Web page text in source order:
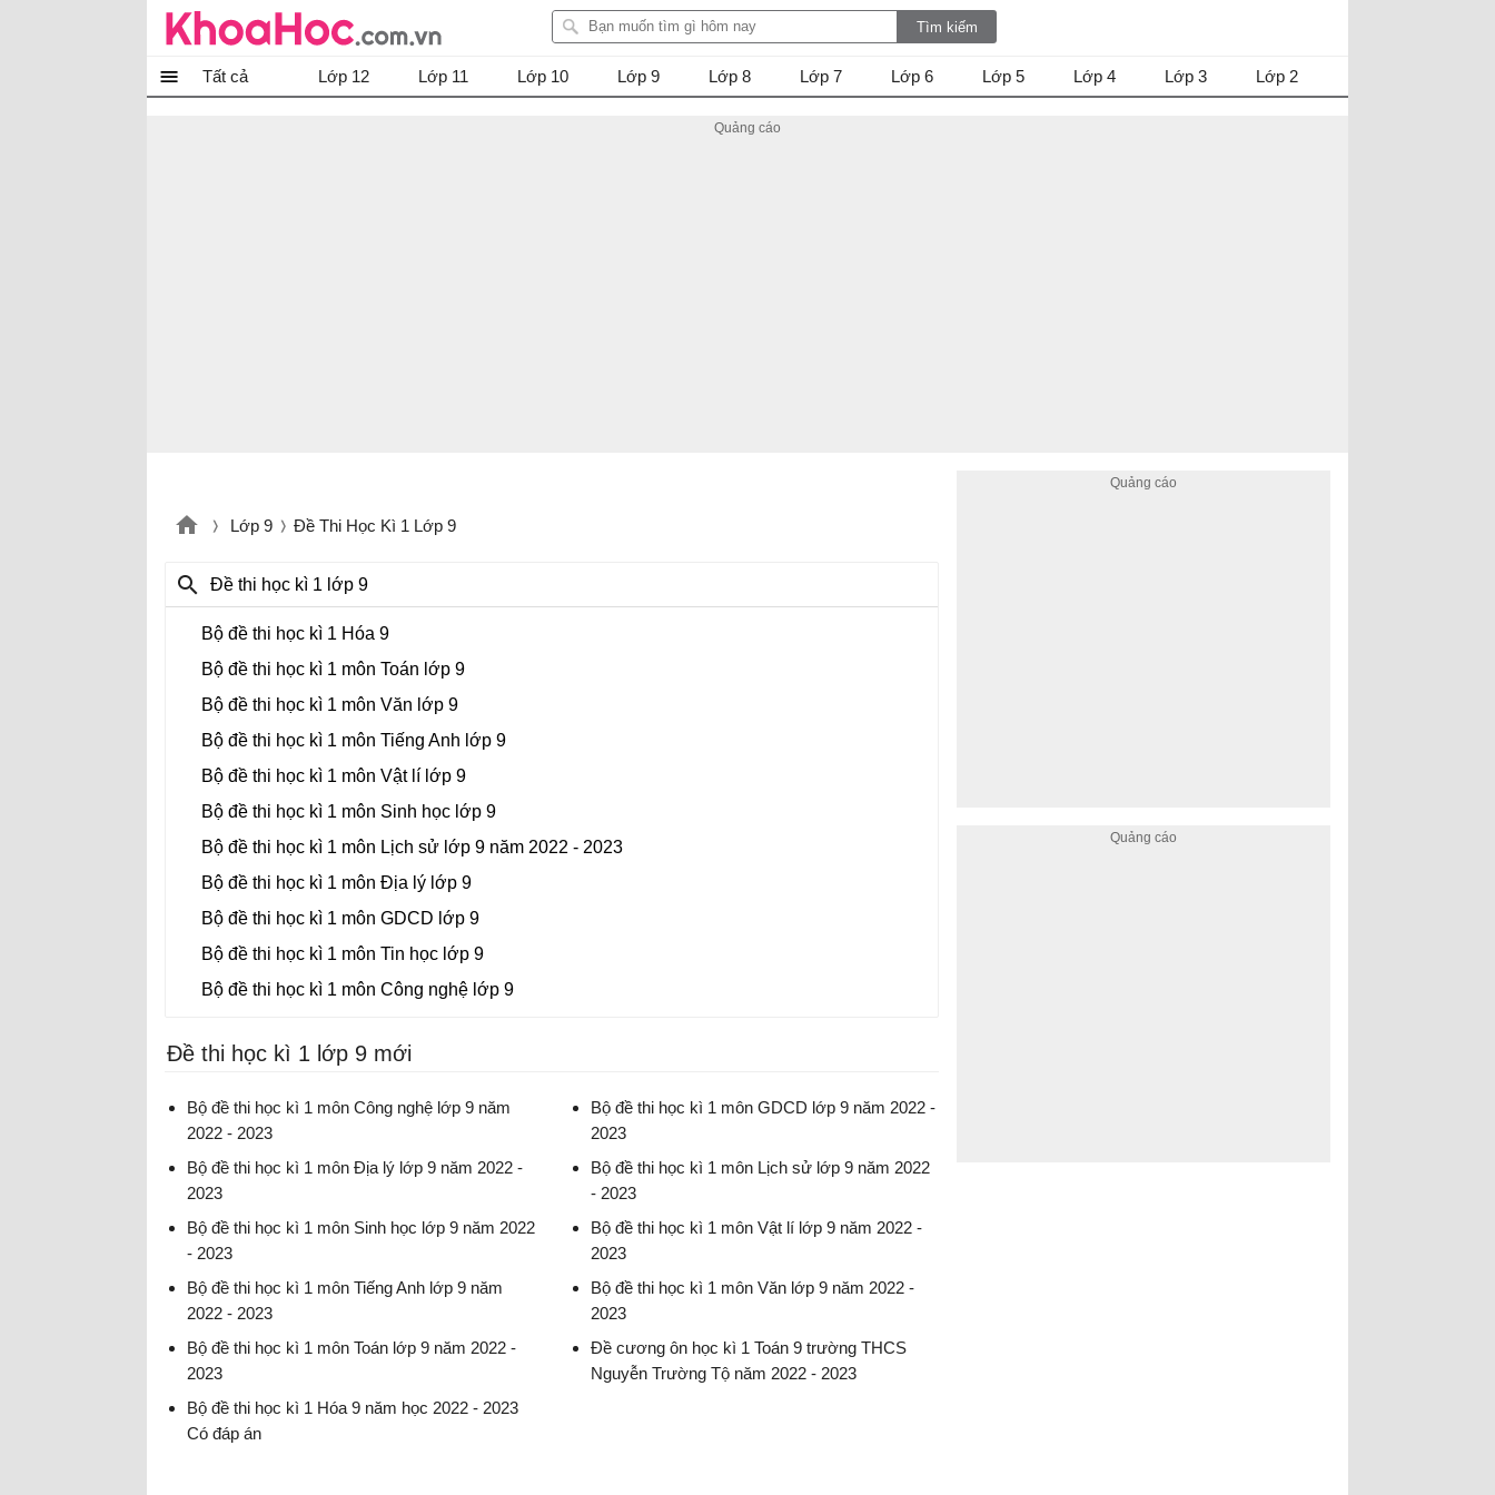
Tất cả Lớp 12 Lớp 11 Lớp 10 Lớp 9 Lớp 8 Lớp 7 Lớp 6 Lớp 5 Lớp 4 Lớp 3 Lớp 2
Lớp 9 Đề Thi Học Kì 1 Lớp 9
Đề thi học kì 1 lớp 9
Bộ đề thi học kì 1 Hóa 9
Bộ đề thi học kì 1 môn Toán lớp 9
Bộ đề thi học kì 1 môn Văn lớp 9
Bộ đề thi học kì 1 môn Tiếng Anh lớp 9
Bộ đề thi học kì 1 môn Vật lí lớp 9
Bộ đề thi học kì 1 môn Sinh học lớp 9
Bộ đề thi học kì 1 môn Lịch sử lớp 9 năm 2022 - 2023
Bộ đề thi học kì 1 môn Địa lý lớp 9
Bộ đề thi học kì 1 môn GDCD lớp 9
Bộ đề thi học kì 1 môn Tin học lớp 9
Bộ đề thi học kì 1 môn Công nghệ lớp 9
Đề thi học kì 1 lớp 9 mới
Bộ đề thi học kì 1 môn Công nghệ lớp 9 năm
2022 - 2023
Đề thi học kì 1 môn Công nghệ lớp 9 có đáp án
Bộ đề thi học kì 1 môn GDCD lớp 9 năm 2022 -
2023
Đề thi học kì 1 môn Công dân lớp 9 có đáp án
Bộ đề thi học kì 1 môn Địa lý lớp 9 năm 2022 -
2023
Đề thi học kì 1 môn Địa lớp 9 có đáp án
Bộ đề thi học kì 1 môn Lịch sử lớp 9 năm 2022
- 2023
Đề thi học kì 1 môn Sử lớp 9 có đáp án
Bộ đề thi học kì 1 môn Sinh học lớp 9 năm 2022
- 2023
Đề thi học kì 1 môn Sinh lớp 9 có đáp án
Bộ đề thi học kì 1 môn Vật lí lớp 9 năm 2022 -
2023
Đề thi học kì 1 môn Lý lớp 9 có đáp án
Bộ đề thi học kì 1 môn Tiếng Anh lớp 9 năm
2022 - 2023
Đề thi học kì 1 môn Anh lớp 9 có đáp án
Bộ đề thi học kì 1 môn Văn lớp 9 năm 2022 -
2023
Đề thi học kì 1 môn Văn lớp 9 có đáp án
Bộ đề thi học kì 1 môn Toán lớp 9 năm 2022 -
2023
Đề thi học kì 1 môn Toán lớp 9 có đáp án
Đề cương ôn học kì 1 Toán 9 trường THCS
Nguyễn Trường Tộ năm 2022 - 2023
Bộ đề thi học kì 1 Hóa 9 năm học 2022 - 2023
Có đáp án